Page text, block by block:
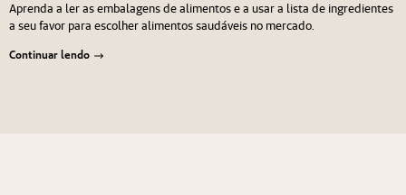
Aprenda a ler as embalagens de alimentos e a usar a lista de ingredientes
a seu favor para escolher alimentos saudáveis no mercado.
Continuar lendo